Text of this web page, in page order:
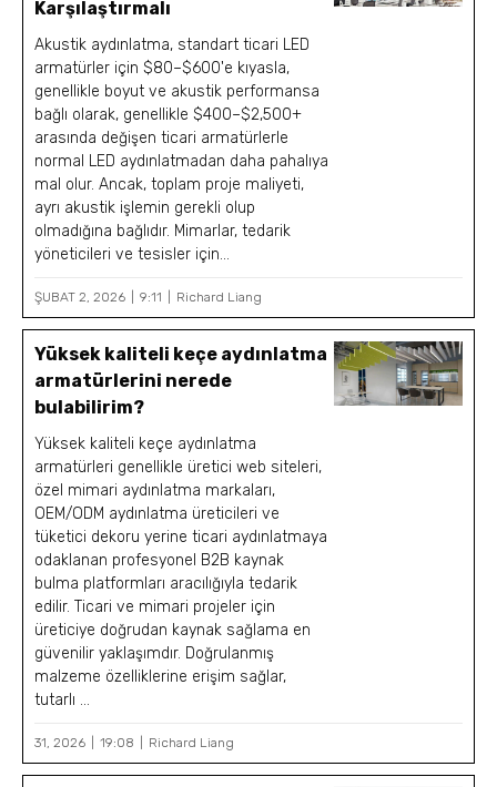
Karşılaştırmalı
Akustik aydınlatma, standart ticari LED
armatürler için $80–$600'e kıyasla,
genellikle boyut ve akustik performansa
bağlı olarak, genellikle $400–$2,500+
arasında değişen ticari armatürlerle
normal LED aydınlatmadan daha pahalıya
mal olur. Ancak, toplam proje maliyeti,
ayrı akustik işlemin gerekli olup
olmadığına bağlıdır. Mimarlar, tedarik
yöneticileri ve tesisler için...
ŞUBAT 2, 2026 9:11 Richard Liang
Yüksek kaliteli keçe aydınlatma
armatürlerini nerede
bulabilirim?
Yüksek kaliteli keçe aydınlatma
armatürleri genellikle üretici web siteleri,
özel mimari aydınlatma markaları,
OEM/ODM aydınlatma üreticileri ve
tüketici dekoru yerine ticari aydınlatmaya
odaklanan profesyonel B2B kaynak
bulma platformları aracılığıyla tedarik
edilir. Ticari ve mimari projeler için
üreticiye doğrudan kaynak sağlama en
güvenilir yaklaşımdır. Doğrulanmış
malzeme özelliklerine erişim sağlar,
tutarlı ...
31, 2026 19:08 Richard Liang